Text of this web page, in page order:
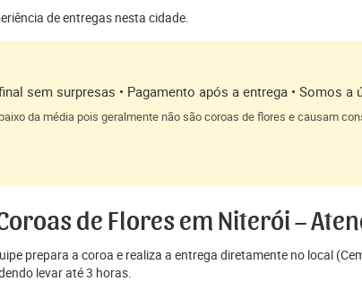
de entregas nesta cidade.
sem surpresas • Pagamento após a entrega • Somos
da média pois geralmente não são coroas de flores e causam
de Flores em Niterói –
prepara a coroa e realiza a entrega diretamente no local
levar até 3 horas.